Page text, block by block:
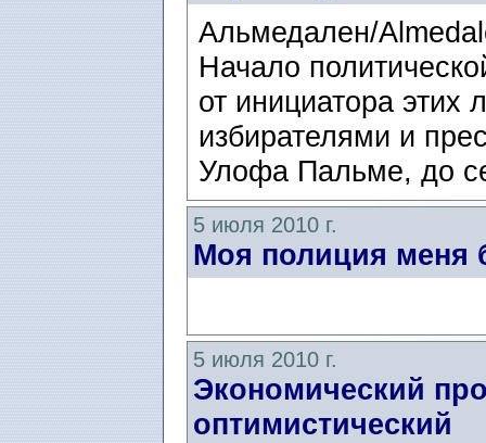
Альмедален/
Начало
от инициатора этих
избирателями и
Улофа Пальме, до
5 июля 2010 г.
Моя полиция меня
5 июля 2010 г.
Экономический
оптимистический